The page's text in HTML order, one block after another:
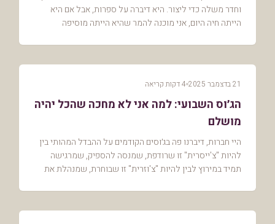
וחדר משלה כדי ליצור. היא דיברה על ספרות, אבל אם היא
הייתה חיה היום, אני מוכנה להמר שהיא הייתה מוסיפה
21 בדצמבר 2025 4 דקות קריאה
הג׳וס השבועי: למה אני לא מחכה שהכל יהיה
מושלם
היי חברות, דיברנו פה בג׳וסים הקודמים על ההבדל המהותי בין
להיות "צ'ייסרית" זו שרודפת, שמנסה להספיק, שמרגישה
תמיד במירוץ לבין להיות "צ'וזרית" זו שבוחרת, שמנהלת את